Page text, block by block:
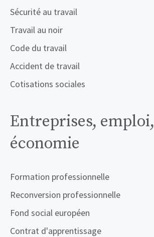
Sécurité au travail
Travail au noir
Code du travail
Accident de travail
Cotisations sociales
Entreprises, emploi,
économie
Formation professionnelle
Reconversion professionnelle
Fond social européen
Contrat d'apprentissage